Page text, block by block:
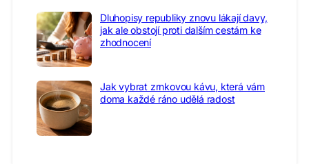
Dluhopisy republiky znovu lákají davy,
jak ale obstojí proti dalším cestám ke
zhodnocení
Jak vybrat zrnkovou kávu, která vám
doma každé ráno udělá radost